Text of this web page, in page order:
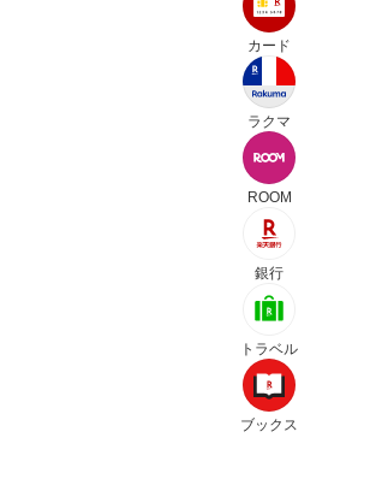
カード
ラクマ
ROOM
銀行
トラベル
ブックス